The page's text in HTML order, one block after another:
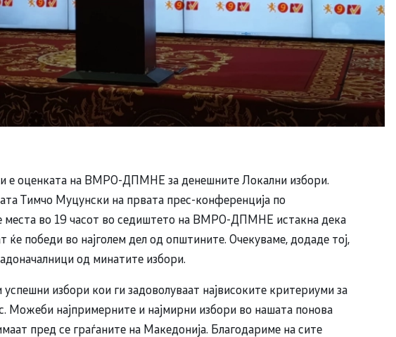
е оценката на ВМРО-ДПМНЕ за денешните Локални избори.
Тимчо Муцунски на првата прес-конференција по
места во 19 часот во седиштето на ВМРО-ДПМНЕ истакна дека
ќе победи во најголем дел од општините. Очекуваме, додаде тој,
од минатите избори.
избори кои ги задоволуваат највисоките критериуми за
Можеби најпримерните и најмирни избори во нашата понова
пред се граѓаните на Македонија. Благодариме на сите